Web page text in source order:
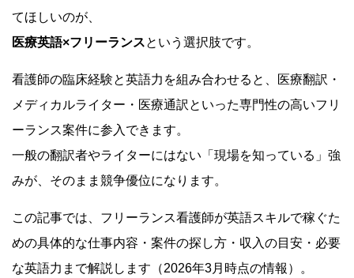
てほしいのが、
医療英語×フリーランスという選択肢です。
看護師の臨床経験と英語力を組み合わせると、医療翻訳・
メディカルライター・医療通訳といった専門性の高いフリ
ーランス案件に参入できます。
一般の翻訳者やライターにはない「現場を知っている」強
みが、そのまま競争優位になります。
この記事では、フリーランス看護師が英語スキルで稼ぐた
めの具体的な仕事内容・案件の探し方・収入の目安・必要
な英語力まで解説します（2026年3月時点の情報）。